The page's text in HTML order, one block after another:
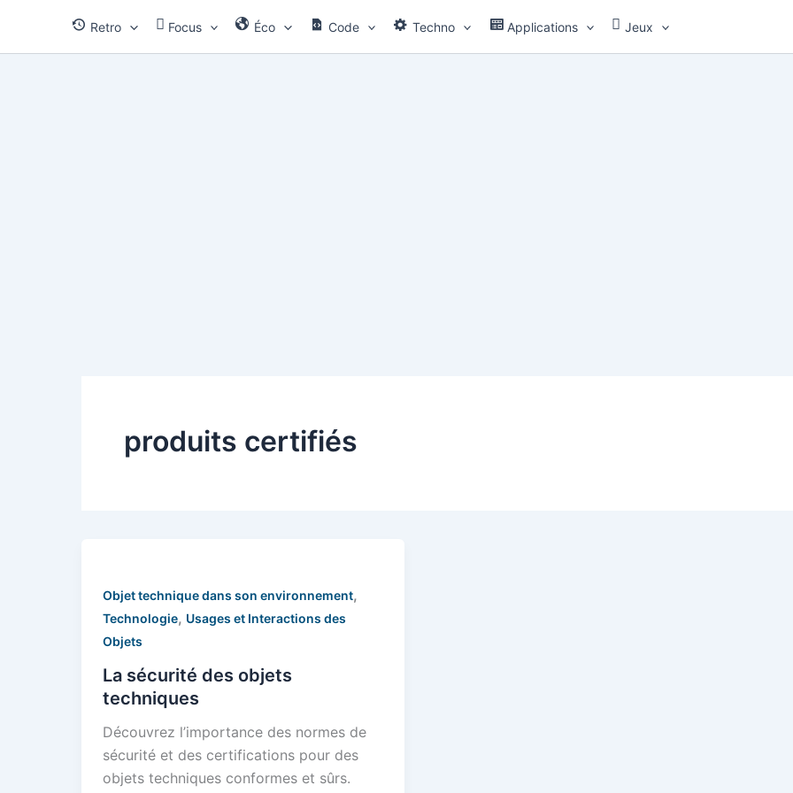
contenu
Retro Focus Éco Code Techno Applications Jeux
produits certifiés
Objet technique dans son environnement,
Technologie, Usages et Interactions des
Objets
La sécurité des objets
techniques
Découvrez l’importance des normes de
sécurité et des certifications pour des
objets techniques conformes et sûrs.